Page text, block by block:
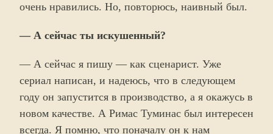
очень нравились. Но, повторюсь, наивный был.
— А сейчас ты искушенный?
— А сейчас я пишу — как сценарист. Уже
сериал написан, и надеюсь, что в следующем
году он запустится в производство, а я окажусь в
новом качестве. А Римас Туминас был интересен
всегда. Я помню, что поначалу он к нам